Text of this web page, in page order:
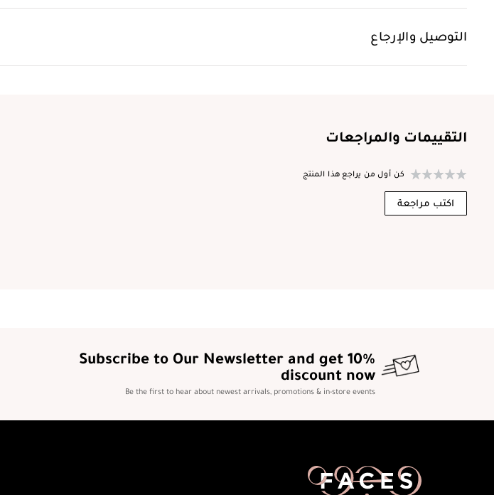
التوصيل والإرجاع
التقييمات والمراجعات
كن أول من يراجع هذا المنتج
اكتب مراجعة
Subscribe to Our Newsletter and get 10%
discount now
Be the first to hear about newest arrivals, promotions & in-store events